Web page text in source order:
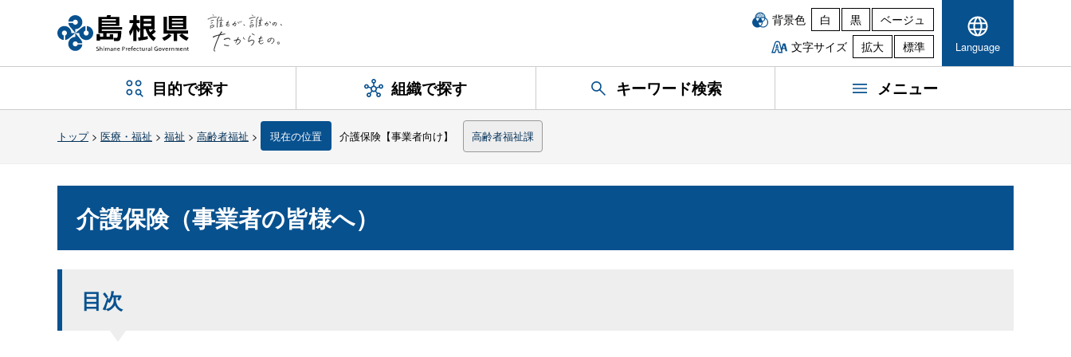
背景色 白 黒
ベージュ
文字サイズ
拡大 標準 Language
目的で探す 組織で探す キーワード検索 メニュー
トップ> 医療・福祉 > 福祉 > 高齢者福祉 > 現在の位置 介護保険【事業者向け】 高齢者福祉課
介護保険（事業者の皆様へ）
目次